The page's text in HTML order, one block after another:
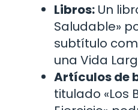
Libros: Un
Saludable»
subtítulo
una Vida
Artículos de
titulado «Los